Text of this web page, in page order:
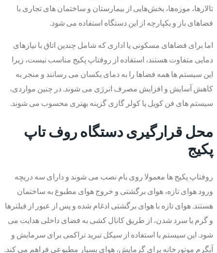
تالارها، موزه‌ها، بخش‌هایی از بیمارستان و ساختمان‌ های تجاری با
فضاهای باز و یکپارچه از این دستگاه استفاده می شود.
اما برای فضاهای مسکونی یا اداری که شامل چندین اتاق با نیازهای
دمایی متفاوت هستند، استفاده از روفتاپ پکیج مناسب نیست، زیرا
این سیستم‌ ها همه فضاها را به دمای یکسان می رسانند و منجر به
کاهش آسایش و افزایش مصرف انرژی می شوند. در چنین مواردی،
سیستم‌ های فن کویل یا کولر گازی گزینه بهتری محسوب می شوند.
محل قرارگیری دستگاه روف تاپ
پکیج
روفتاپ پکیج ها معمولا روی بام نصب می شوند و دارای سه دریچه
ورود هوای تازه، هوای برگشتی و خروج هوای مطبوع به ساختمان
هستند. هوای تازه با هوای برگشتی ادغام شده و پس از عبور از فیلترها
و گرم یا سرد شدن، از طریق کانال کشی به فضای داخلی هدایت می
شود. این سیستم با استفاده از سیکل تبرید تراکمی برای سرمایش و
آبگرم موتورخانه برای گرمایش، هوای بسیار مطبوعی فراهم می کند.